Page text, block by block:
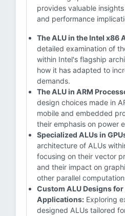
provides valuable
and performance
The ALU in the Intel x86
detailed examination of
within Intel's flagship
how it has adapted to
demands.
The ALU in ARM
design choices made in
mobile and embedded
their emphasis on power
Specialized ALUs in
architecture of ALUs
focusing on their vector
and their impact on
other parallel
Custom ALU Designs
Applications: Exploring
designed ALUs tailored